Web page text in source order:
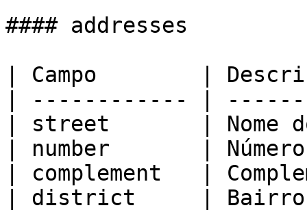
#### addresses
| Campo        |
| ------------ |
| street       | Nome
| number       |
| complement   |
| district     |